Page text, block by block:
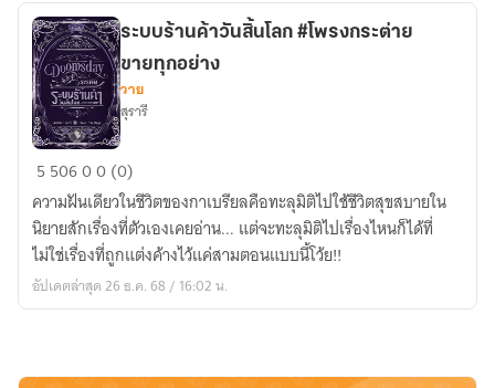
ระบบ
ค้า
วัน
สิ้น
โลก
ขาย
ระบบร้านค้าวันสิ้นโลก #โพรงกระต่าย
ขายทุกอย่าง
วาย
สุรารี
5 50600 (0)
ความฝันเดียวในชีวิตของกาเบรียลคือทะลุมิติไปใช้ชีวิตสุขสบายใน
นิยายสักเรื่องที่ตัวเองเคยอ่าน... แต่จะทะลุมิติไปเรื่องไหนก็ได้ที่
ไม่ใช่เรื่องที่ถูกแต่งค้างไว้แค่สามตอนแบบนี้โว้ย!!
อัปเดตล่าสุด 26 ธ.ค. 68 / 16:02 น.